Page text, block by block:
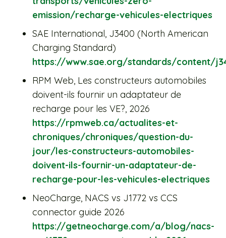
emission/recharge-vehicules-electriques
SAE International, J3400 (North American
Charging Standard)
https://www.sae.org/standards/content/
RPM Web, Les constructeurs automobiles
doivent-ils fournir un adaptateur de
recharge pour les VE?, 2026
https://rpmweb.ca/actualites-et-
chroniques/chroniques/question-du-
jour/les-constructeurs-automobiles-
doivent-ils-fournir-un-adaptateur-de-
recharge-pour-les-vehicules-electriques
NeoCharge, NACS vs J1772 vs CCS
connector guide 2026
https://getneocharge.com/a/blog/nacs-